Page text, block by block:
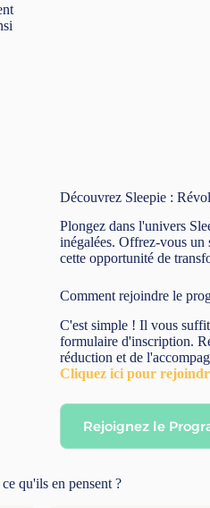
Découvrez Sleepie :
Plongez dans l'univers
inégalées. Offrez-vous un
cette opportunité de
Comment rejoindre le
C'est simple ! Il vous
formulaire d'inscription.
réduction et de
Cliquez ici pour
Rejoignez le
qu'ils en pensent ?